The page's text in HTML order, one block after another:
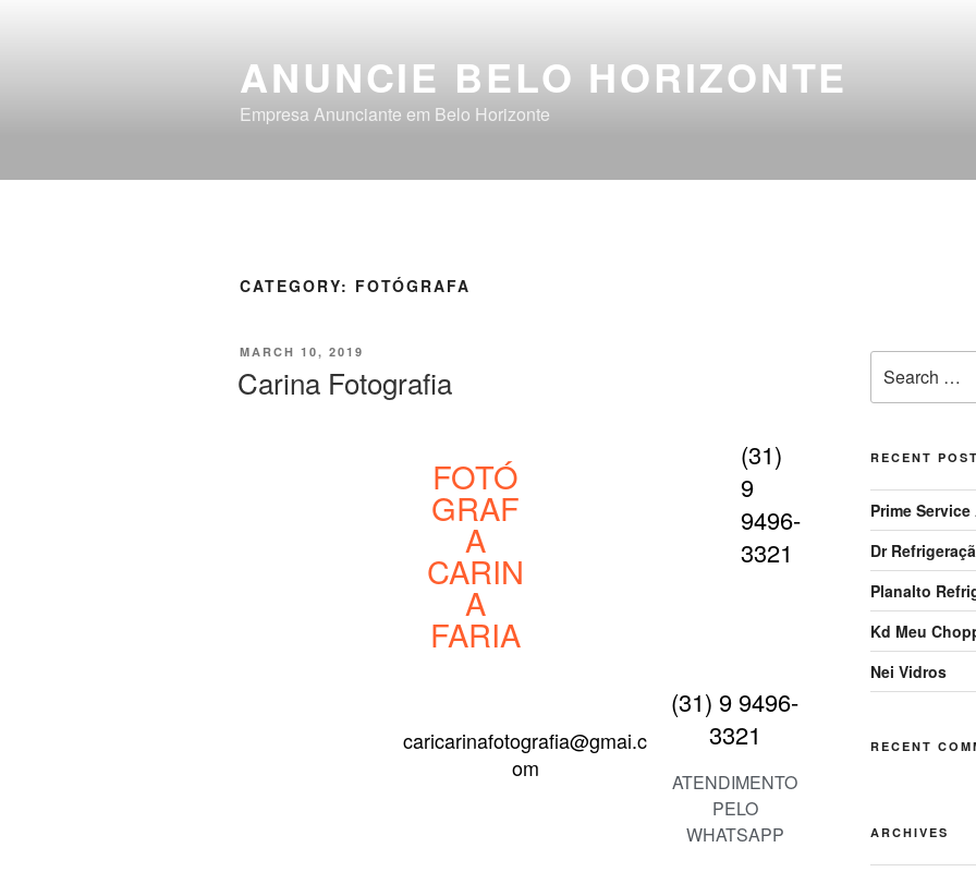
ANUNCIE BELO HORIZONTE
Empresa Anunciante em Belo Horizonte
CATEGORY: FOTÓGRAFA
MARCH 10, 2019
Carina Fotografia
FOTÓ
GRAF
A
CARIN
A
FARIA
caricarinafotografia@gmai.c
om
(31)
9
9496-
3321
(31) 9 9496-
3321
ATENDIMENTO
PELO
WHATSAPP
RECENT
Prime
Dr
Planalto
Kd Meu
Nei Vidros
RECENT
ARCHIVES